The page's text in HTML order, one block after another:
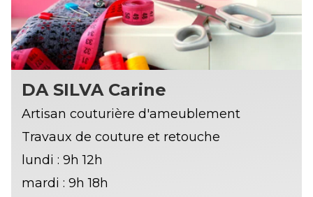
DA SILVA Carine
Artisan couturière d'ameublement
Travaux de couture et retouche
lundi : 9h 12h
mardi : 9h 18h